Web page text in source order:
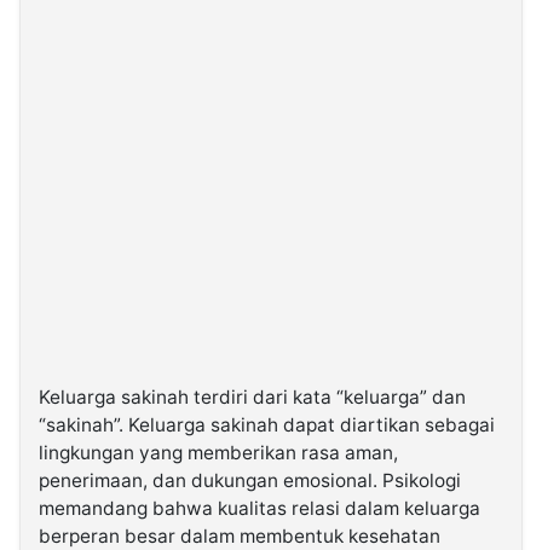
Keluarga sakinah terdiri dari kata “keluarga” dan
“sakinah”. Keluarga sakinah dapat diartikan sebagai
lingkungan yang memberikan rasa aman,
penerimaan, dan dukungan emosional. Psikologi
memandang bahwa kualitas relasi dalam keluarga
berperan besar dalam membentuk kesehatan